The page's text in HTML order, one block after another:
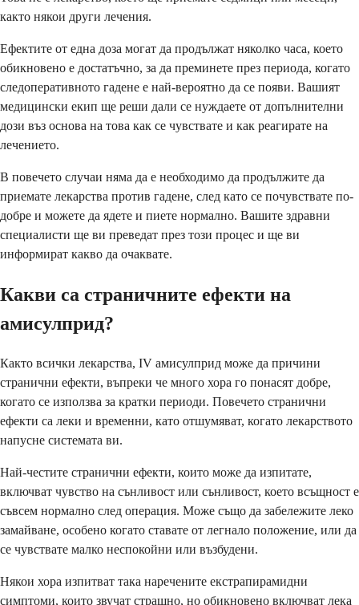
както някои други лечения.
Ефектите от една доза могат да продължат няколко часа, което
обикновено е достатъчно, за да преминете през периода, когато
следоперативното гадене е най-вероятно да се появи. Вашият
медицински екип ще реши дали се нуждаете от допълнителни
дози въз основа на това как се чувствате и как реагирате на
лечението.
В повечето случаи няма да е необходимо да продължите да
приемате лекарства против гадене, след като се почувствате по-
добре и можете да ядете и пиете нормално. Вашите здравни
специалисти ще ви преведат през този процес и ще ви
информират какво да очаквате.
Какви са страничните ефекти на
амисулприд?
Както всички лекарства, IV амисулприд може да причини
странични ефекти, въпреки че много хора го понасят добре,
когато се използва за кратки периоди. Повечето странични
ефекти са леки и временни, като отшумяват, когато лекарството
напусне системата ви.
Най-честите странични ефекти, които може да изпитате,
включват чувство на сънливост или сънливост, което всъщност е
съвсем нормално след операция. Може също да забележите леко
замайване, особено когато ставате от легнало положение, или да
се чувствате малко неспокойни или възбудени.
Някои хора изпитват така наречените екстрапирамидни
симптоми, които звучат страшно, но обикновено включват лека